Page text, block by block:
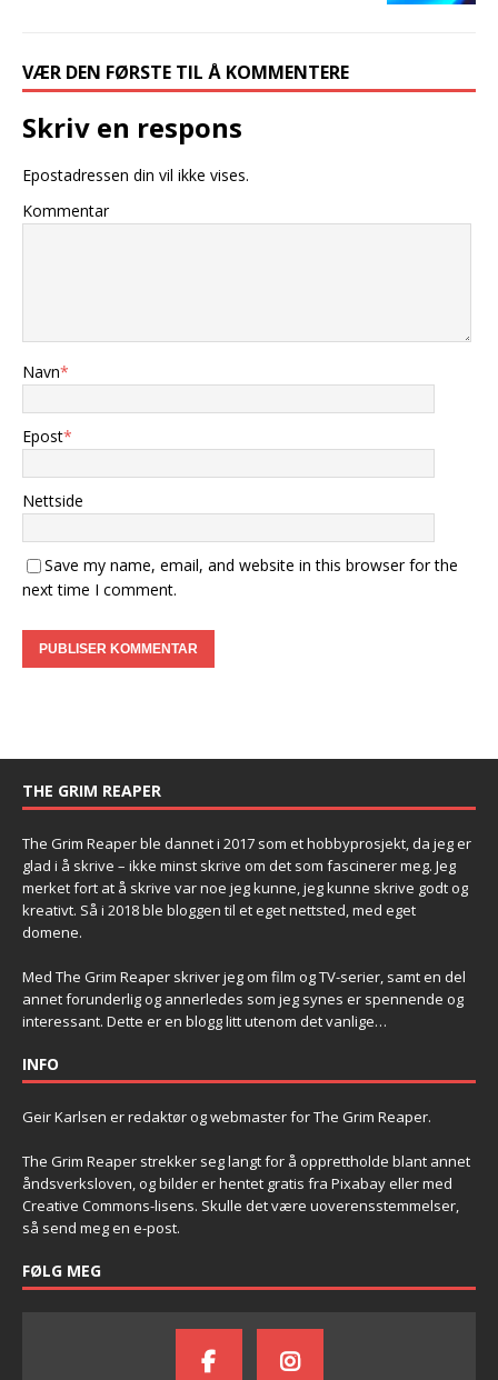
VÆR DEN FØRSTE TIL Å KOMMENTERE
Skriv en respons
Epostadressen din vil ikke vises.
Kommentar
Navn*
Epost*
Nettside
Save my name, email, and website in this browser for the
next time I comment.
THE GRIM REAPER
The Grim Reaper ble dannet i 2017 som et hobbyprosjekt, da jeg er
glad i å skrive – ikke minst skrive om det som fascinerer meg. Jeg
merket fort at å skrive var noe jeg kunne, jeg kunne skrive godt og
kreativt. Så i 2018 ble bloggen til et eget nettsted, med eget
domene.
Med The Grim Reaper skriver jeg om film og TV-serier, samt en del
annet forunderlig og annerledes som jeg synes er spennende og
interessant. Dette er en blogg litt utenom det vanlige…
INFO
Geir Karlsen er redaktør og webmaster for The Grim Reaper.
The Grim Reaper strekker seg langt for å opprettholde blant annet
åndsverksloven, og bilder er hentet gratis fra Pixabay eller med
Creative Commons-lisens. Skulle det være uoverensstemmelser,
så send meg en e-post.
FØLG MEG